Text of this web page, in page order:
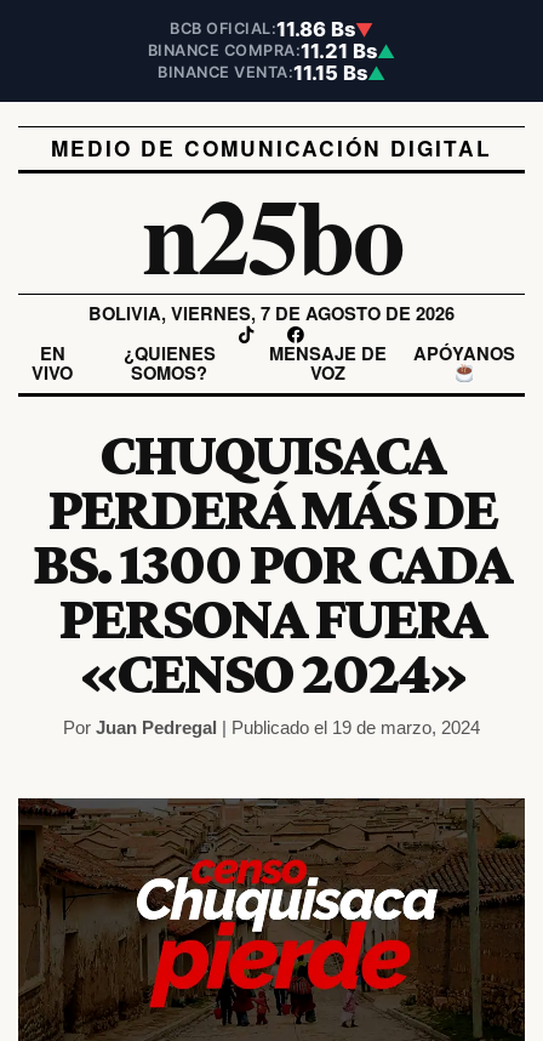
BCB OFICIAL:11.86 Bs▼
BINANCE COMPRA:11.21 Bs▲
BINANCE VENTA:11.15 Bs▲
MEDIO DE COMUNICACIÓN DIGITAL
n25bo
BOLIVIA, VIERNES, 7 DE AGOSTO DE 2026
EN
VIVO
¿QUIENES
SOMOS?
MENSAJE DE
VOZ
APÓYANOS
CHUQUISACA
PERDERÁ MÁS DE
BS. 1300 POR CADA
PERSONA FUERA
«CENSO 2024»
Por Juan Pedregal | Publicado el 19 de marzo, 2024